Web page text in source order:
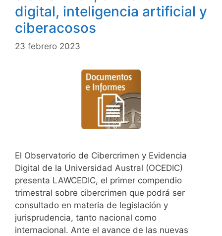
y
el
desarrollo
sostenible
digital, inteligencia artificial y
ciberacosos
23 febrero 2023
El Observatorio de Cibercrimen y Evidencia
Digital de la Universidad Austral (OCEDIC)
presenta LAWCEDIC, el primer compendio
trimestral sobre cibercrimen que podrá ser
consultado en materia de legislación y
jurisprudencia, tanto nacional como
internacional. Ante el avance de las nuevas